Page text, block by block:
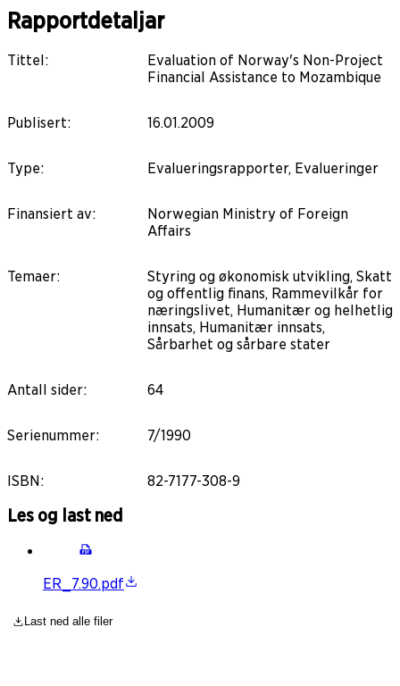
Rapportdetaljar
Tittel:
Evaluation of Norway's Non-Project
Financial Assistance to Mozambique
Publisert: 16.01.2009
Type: Evalueringsrapporter, Evalueringer
Finansiert av:
Norwegian Ministry of Foreign
Affairs
Temaer:
Styring og økonomisk utvikling, Skatt
og offentlig finans, Rammevilkår for
næringslivet, Humanitær og helhetlig
innsats, Humanitær innsats,
Sårbarhet og sårbare stater
Antall sider: 64
Serienummer: 7/1990
ISBN: 82-7177-308-9
Les og last ned
ER_7.90.pdf
Last ned alle filer